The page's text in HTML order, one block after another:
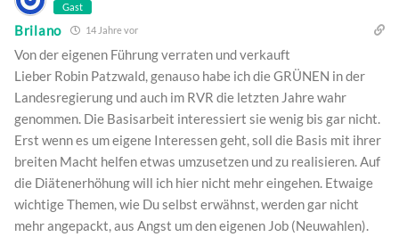
Gast
Brilano 14 Jahre vor
Von der eigenen Führung verraten und verkauft
Lieber Robin Patzwald, genauso habe ich die GRÜNEN in der
Landesregierung und auch im RVR die letzten Jahre wahr
genommen. Die Basisarbeit interessiert sie wenig bis gar nicht.
Erst wenn es um eigene Interessen geht, soll die Basis mit ihrer
breiten Macht helfen etwas umzusetzen und zu realisieren. Auf
die Diätenerhöhung will ich hier nicht mehr eingehen. Etwaige
wichtige Themen, wie Du selbst erwähnst, werden gar nicht
mehr angepackt, aus Angst um den eigenen Job (Neuwahlen).